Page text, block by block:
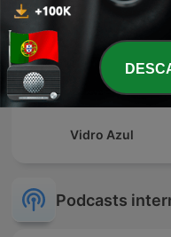
Vidro Azul
Podcasts